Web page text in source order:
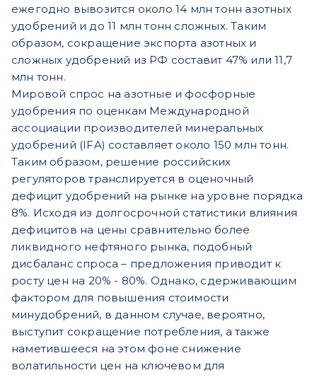
ежегодно вывозится около 14 млн тонн азотных
удобрений и до 11 млн тонн сложных. Таким
образом, сокращение экспорта азотных и
сложных удобрений из РФ составит 47% или 11,7
млн тонн.
Мировой спрос на азотные и фосфорные
удобрения по оценкам Международной
ассоциации производителей минеральных
удобрений (IFA) составляет около 150 млн тонн.
Таким образом, решение российских
регуляторов транслируется в оценочный
дефицит удобрений на рынке на уровне порядка
8%. Исходя из долгосрочной статистики влияния
дефицитов на цены сравнительно более
ликвидного нефтяного рынка, подобный
дисбаланс спроса – предложения приводит к
росту цен на 20% - 80%. Однако, сдерживающим
фактором для повышения стоимости
минудобрений, в данном случае, вероятно,
выступит сокращение потребления, а также
наметившееся на этом фоне снижение
волатильности цен на ключевом для